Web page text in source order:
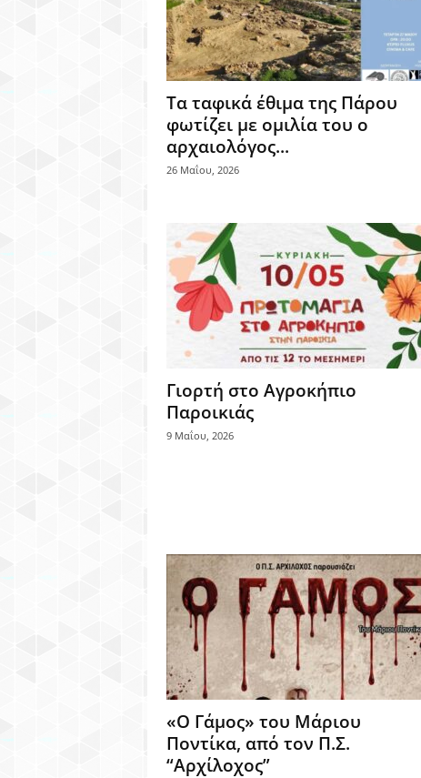
Τα ταφικά έθιμα της Πάρου
φωτίζει με ομιλία του ο
αρχαιολόγος...
26 Μαΐου, 2026
Γιορτή στο Αγροκήπιο
Παροικιάς
9 Μαΐου, 2026
«Ο Γάμος» του Μάριου
Ποντίκα, από τον Π.Σ.
“Αρχίλοχος”